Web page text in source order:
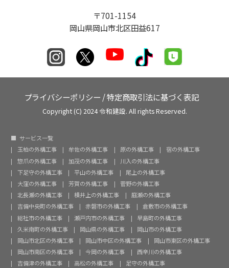
〒701-1154
岡山県岡山市北区田益617
プライバシーポリシー /特定商取引法に基づく表記
Copyright (C) 2024 令和建設. All rights Reserved.
サービス一覧
玉柏の外構工事
牟佐の外構工事 原の外構工事
宿の外構工事
惣爪の外構工事
加茂の外構工事
川入の外構工事
下足守の外構工事
平山の外構工事
尾上の外構工事
大窪の外構工事
芳賀の外構工事
菅野の外構工事
北長瀬の外構工事
横井上の外構工事
庭瀬の外構工事
吉備中央町の外構工事
赤磐市の外構工事
倉敷市の外構工事
総社市の外構工事
瀬戸内市の外構工事
早島町の外構工事
久米南町の外構工事
岡山県の外構工事
岡山市の外構工事
岡山市北区の外構工事
岡山市中区の外構工事
岡山市東区の外構工事
岡山市南区の外構工事
今岡の外構工事
西辛川の外構工事
吉備津の外構工事
高松の外構工事 足守の外構工事